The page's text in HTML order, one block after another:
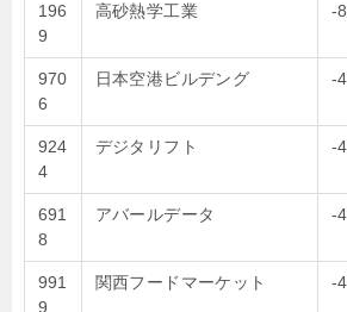
196
9
高砂熱学工業
-
970
6
日本空港ビルデング
-
924
4
デジタリフト
-
691
8
アバールデータ
-
991
9
関西フードマーケット
-